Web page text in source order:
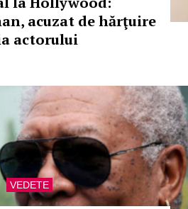
acuzat de hărţuire
actorului
VEDETE